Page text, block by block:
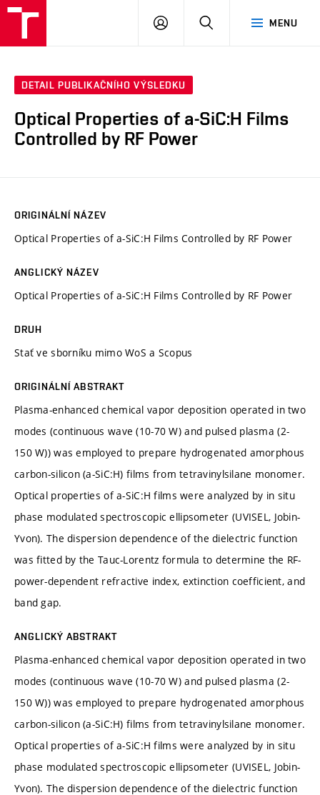
MENU
PŘIHLÁSIT
DETAIL PUBLIKAČNÍHO VÝSLEDKU
Optical Properties of a-SiC:H Films
Controlled by RF Power
ORIGINÁLNÍ NÁZEV
Optical Properties of a-SiC:H Films Controlled by RF Power
ANGLICKÝ NÁZEV
Optical Properties of a-SiC:H Films Controlled by RF Power
DRUH
Stať ve sborníku mimo WoS a Scopus
ORIGINÁLNÍ ABSTRAKT
Plasma-enhanced chemical vapor deposition operated in two
modes (continuous wave (10-70 W) and pulsed plasma (2-
150 W)) was employed to prepare hydrogenated amorphous
carbon-silicon (a-SiC:H) films from tetravinylsilane monomer.
Optical properties of a-SiC:H films were analyzed by in situ
phase modulated spectroscopic ellipsometer (UVISEL, Jobin-
Yvon). The dispersion dependence of the dielectric function
was fitted by the Tauc-Lorentz formula to determine the RF-
power-dependent refractive index, extinction coefficient, and
band gap.
ANGLICKÝ ABSTRAKT
Plasma-enhanced chemical vapor deposition operated in two
modes (continuous wave (10-70 W) and pulsed plasma (2-
150 W)) was employed to prepare hydrogenated amorphous
carbon-silicon (a-SiC:H) films from tetravinylsilane monomer.
Optical properties of a-SiC:H films were analyzed by in situ
phase modulated spectroscopic ellipsometer (UVISEL, Jobin-
Yvon). The dispersion dependence of the dielectric function